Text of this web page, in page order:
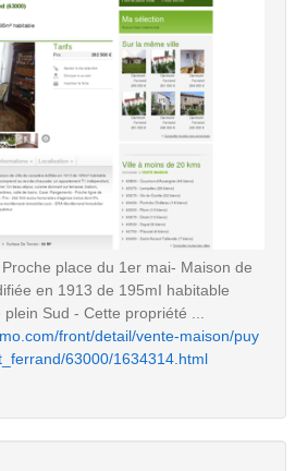
place du 1er mai- Maison de
en 1913 de 195mI habitable
Sud - Cette propriété ...
front/detail/vente-maison/puy
63000/1634314.html